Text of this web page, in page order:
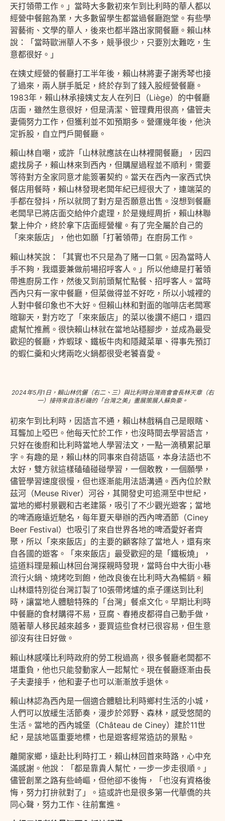
天打領帶工作。」當時大多數初來乍到比利時的華人都以
經營中餐館為業，大多數留學生都當過餐廳跑堂。有些學
習藝術、文學的華人，後來也都半路出家開餐廳。賴山林
說：「當時歐洲華人不多，競爭很少，只要別太難吃，生
意都很好。」
在姨丈經營的餐廳打工半年後，賴山林將妻子謝秀琴也接
了過來，兩人胼手胝足，終於存到了錢入股經營餐廳。
1983年，賴山林承接姨丈友人在列日（Liège）的中餐廳
店面，雖然生意很好，但是清潔、管理費用很高，儘管夫
妻倆努力工作，但獲利並不如預期多。營運幾年後，他決
定拆股，自立門戶開餐廳。
賴山林自嘲，或許「山林就應該在山林裡開餐廳」，因四
處找房子，賴山林來到西內，但購屋過程並不順利，需要
等待對方全家同意才能簽署契約。當天在西內一家西式快
餐店用餐時，賴山林發現老闆年紀已經很大了，連端菜的
手都在發抖，所以就問了對方是否願意出售。沒想到餐廳
老闆早已將店面交給仲介處理，於是幾經周折，賴山林聯
繫上仲介，終於拿下店面經營權。有了完全屬於自己的
「來來飯店」，他也如願「打著領帶」在廚房工作。
賴山林笑說：「其實也不只是為了賭一口氣。因為當時人
手不夠，我還要兼做前場招呼客人。」所以他總是打著領
帶進廚房工作，然後又到前頭幫忙點餐、招呼客人。當時
西內只有一家中餐廳，但菜做得並不好吃，所以小城裡的
人對中餐印象也不大好。但賴山林和對面的咖啡店老闆寒
暄聊天，對方吃了「來來飯店」的菜以後讚不絕口，還四
處幫忙推薦。很快賴山林就在當地站穩腳步，並成為最受
歡迎的餐廳，炸蝦球、鐵板牛肉和隱藏菜單、得事先預訂
的蝦仁羹和火烤兩吃火鍋都很受老饕喜愛。
2024年5月1日，賴山林伉儷（右二、三）與比利時台灣商會會長林天章（右
一）接待來自洛杉磯的「台灣之美」畫展策展人蘇奐豪。
初來乍到比利時，因語言不通，賴山林戲稱自己是眼瞎、
耳聾加上啞巴。他每天忙於工作，也沒時間去學習語言，
只好在後廚和比利時當地人學習法文，一點一滴積累記單
字。有趣的是，賴山林的同事來自荷語區，本身法語也不
太好，雙方就這樣磕磕碰碰學習，一個敢教，一個願學，
儘管學習速度很慢，但也逐漸能用法語溝通。西內位於默
茲河（Meuse River）河谷，其開發史可追溯至中世紀，
當地的鄉村景觀和古老建築，吸引了不少觀光遊客；當地
的啤酒廠遠近馳名，每年夏天舉辦的西內啤酒節（Ciney
Beer Festival）也吸引了來自世界各地的啤酒愛好者齊
聚，所以「來來飯店」的主要的顧客除了當地人，還有來
自各國的遊客。「來來飯店」最受歡迎的是「鐵板燒」，
這道料理是賴山林回台灣探親時發現，當時台中大街小巷
流行火鍋、燒烤吃到飽，他改良後在比利時大為暢銷。賴
山林還特別從台灣訂製了10張帶烤爐的桌子運送到比利
時，讓當地人體驗特殊的「台灣」餐桌文化。早期比利時
中餐廳的食材購得不易，豆腐、春捲皮都得自己動手做，
隨著華人移民越來越多，要買這些食材已很容易，但生意
卻沒有往日好做。
賴山林感嘆比利時政府的勞工稅過高，很多餐廳老闆都不
堪重負，他也只能發動家人一起幫忙。現在餐廳逐漸由長
子夫妻接手，他和妻子也可以漸漸放手退休。
賴山林認為西內是一個適合體驗比利時鄉村生活的小城，
人們可以放緩生活節奏，漫步於郊野、森林，感受悠閒的
生活。當地的西內城堡（Château de Ciney）建於11世
紀，是該地區重要地標，也是遊客經常造訪的景點。
離開家鄉，遠赴比利時打工，賴山林回首來時路，心中充
滿感謝。他說：「都是靠貴人幫忙，一步一步走很順。」
儘管創業之路有些崎嶇，但他卻不後悔，「也沒有資格後
悔，努力打拚就對了」。這或許也是很多第一代華僑的共
同心聲，努力工作、往前奮進。